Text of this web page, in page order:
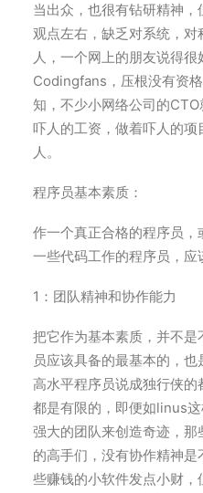
当出众，也很有钻研精神
观点左右，缺乏对系统，
人，一个网上的朋友说得
Codingfans，压根没有资
知，不少小网络公司的
吓人的工资，做着吓人的
人。
程序员基本素质：
作一个真正合格的程序员
一些代码工作的程序员，应
1：团队精神和协作能力
把它作为基本素质，并不
员应该具备的最基本的，
高水平程序员说成独行侠
都是有限的，即便如linus
强大的团队来创造奇迹，
的高手们，没有协作精神
些赚钱的小软件发点小财